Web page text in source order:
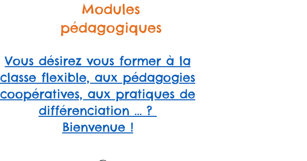
Modules
pédagogiques
Vous désirez vous former à la
classe flexible, aux pédagogies
coopératives, aux pratiques de
différenciation ... ?
Bienvenue !